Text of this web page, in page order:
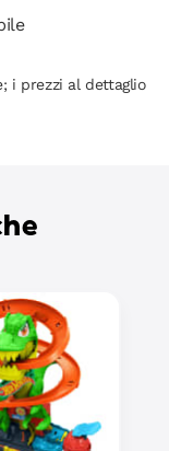
i prezzi al dettaglio